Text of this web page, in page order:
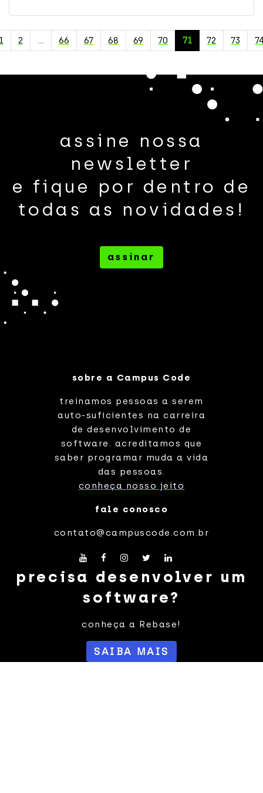
2 … 66 67 68 69 70 71 72 73
assine nossa
newsletter
e fique por dentro de
todas as novidades!
assinar
sobre a Campus Code
treinamos pessoas a serem
auto-suficientes na carreira
de desenvolvimento de
software. acreditamos que
saber programar muda a vida
das pessoas.
conheça nosso jeito
fale conosco
contato@campuscode.com.br
precisa desenvolver um
software?
conheça a Rebase!
SAIBA MAIS